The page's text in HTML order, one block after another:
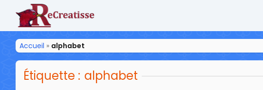
ReCreatisse
Accueil » alphabet
Étiquette : alphabet